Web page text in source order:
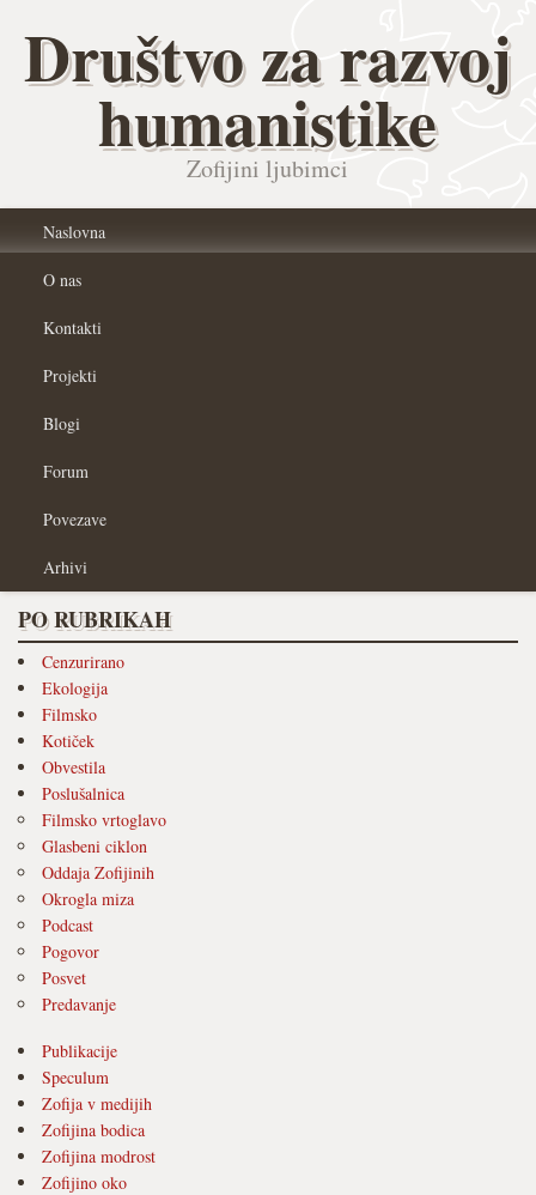
Društvo za razvoj
humanistike
Zofijini ljubimci
Naslovna
O nas
Kontakti
Projekti
Blogi
Forum
Povezave
Arhivi
PO RUBRIKAH
Cenzurirano
Ekologija
Filmsko
Kotiček
Obvestila
Poslušalnica
Filmsko vrtoglavo
Glasbeni ciklon
Oddaja Zofijinih
Okrogla miza
Podcast
Pogovor
Posvet
Predavanje
Publikacije
Speculum
Zofija v medijih
Zofijina bodica
Zofijina modrost
Zofijino oko